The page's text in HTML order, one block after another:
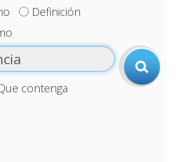
Definición
contenga